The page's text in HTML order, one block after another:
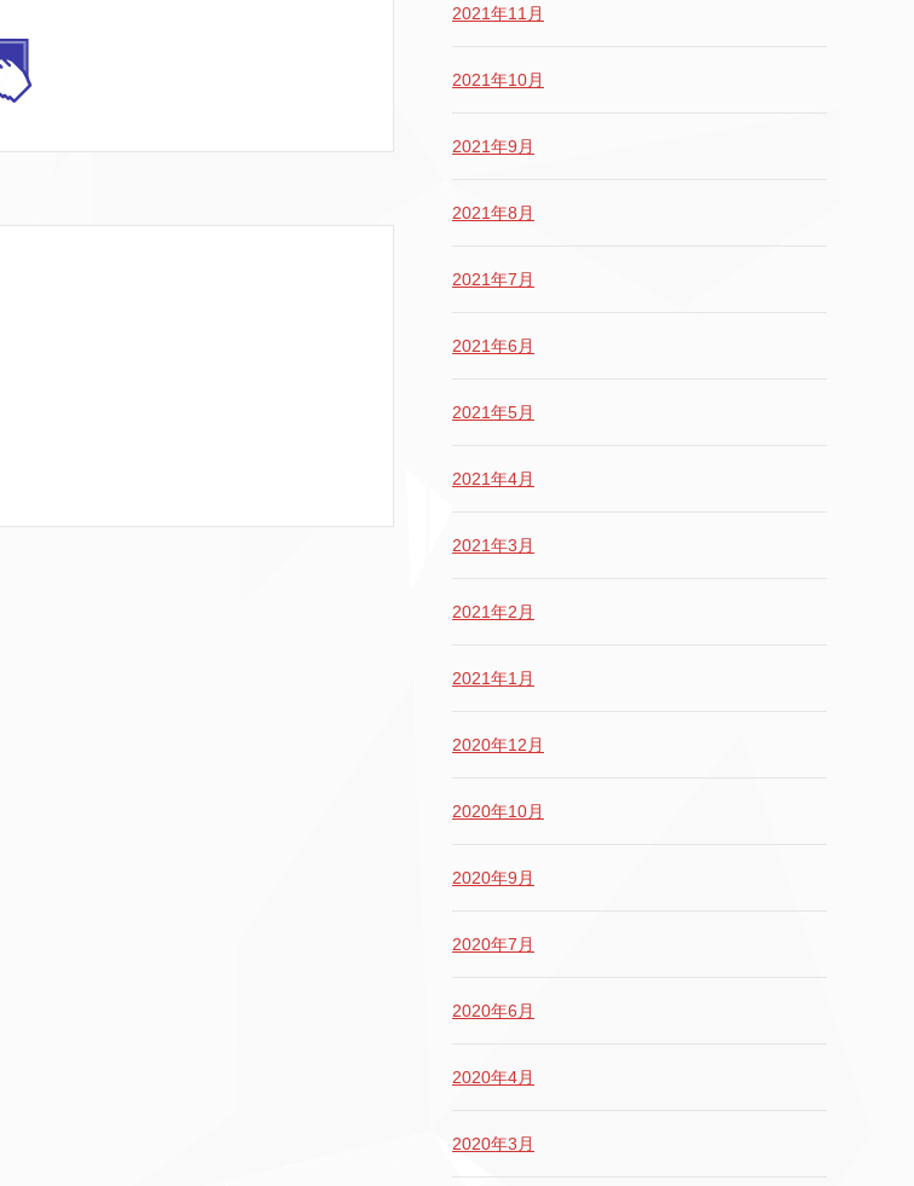
2021年11月
2021年10月
2021年9月
2021年8月
2021年7月
2021年6月
2021年5月
2021年4月
2021年3月
2021年2月
2021年1月
2020年12月
2020年10月
2020年9月
2020年7月
2020年6月
2020年4月
2020年3月